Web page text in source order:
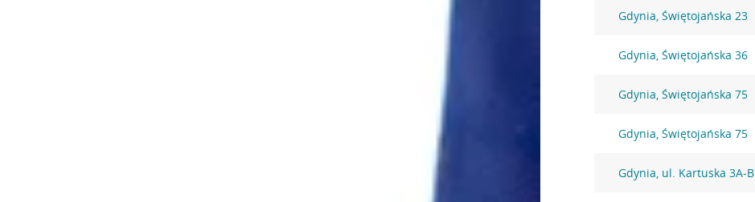
Gdynia, Świętojańska 23
Gdynia, Świętojańska 36
Gdynia, Świętojańska 75
Gdynia, Świętojańska 75
Gdynia, ul. Kartuska 3A-B